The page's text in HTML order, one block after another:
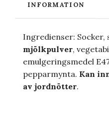
INFORMATION
Ingredienser:
mjölkpulver,
emulgeringsmedel
pepparmynta. Kan
av jordnötter.